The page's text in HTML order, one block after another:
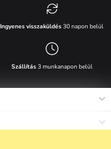
Ingyenes visszaküldés30 napon belül
Szállítás3 munkanapon belül